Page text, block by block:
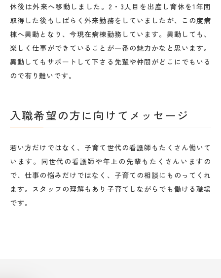
休後は外来へ移動しました。2・3人目を出産し育休を1年間
取得した後もしばらく外来勤務をしていましたが、この度病
棟へ異動となり、今現在病棟勤務しています。異動しても、
楽しく仕事ができていることが一番の魅力かなと思います。
異動してもサポートして下さる先輩や仲間がどこにでもいる
ので有り難いです。
入職希望の方に向けてメッセージ
若い方だけではなく、子育て世代の看護師もたくさん働いて
います。同世代の看護師や年上の先輩もたくさんいますの
で、仕事の悩みだけではなく、子育ての相談にものってくれ
ます。スタッフの理解もあり子育てしながらでも働ける職場
です。